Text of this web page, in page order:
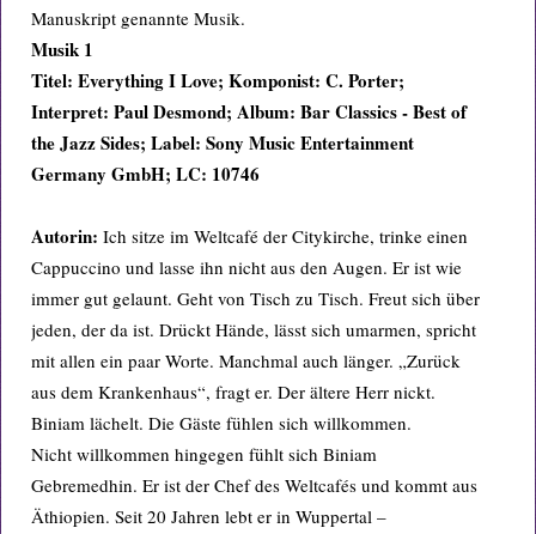
Manuskript genannte Musik.
Musik 1
Titel: Everything I Love; Komponist: C. Porter;
Interpret: Paul Desmond; Album: Bar Classics - Best of
the Jazz Sides; Label: Sony Music Entertainment
Germany GmbH; LC: 10746
Autorin: Ich sitze im Weltcafé der Citykirche, trinke einen
Cappuccino und lasse ihn nicht aus den Augen. Er ist wie
immer gut gelaunt. Geht von Tisch zu Tisch. Freut sich über
jeden, der da ist. Drückt Hände, lässt sich umarmen, spricht
mit allen ein paar Worte. Manchmal auch länger. „Zurück
aus dem Krankenhaus“, fragt er. Der ältere Herr nickt.
Biniam lächelt. Die Gäste fühlen sich willkommen.
Nicht willkommen hingegen fühlt sich Biniam
Gebremedhin. Er ist der Chef des Weltcafés und kommt aus
Äthiopien. Seit 20 Jahren lebt er in Wuppertal –